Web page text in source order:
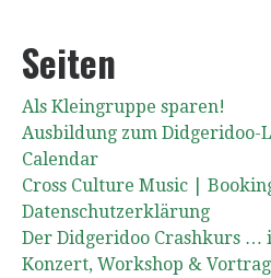
Seiten
Als Kleingruppe sparen!
Ausbildung zum Didgeridoo-
Calendar
Cross Culture Music |
Datenschutzerklärung
Der Didgeridoo Crashkurs
Konzert, Workshop & Vortrag